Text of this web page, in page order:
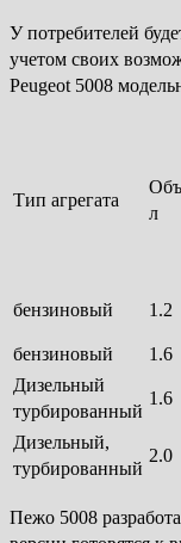
У потребителей
учетом своих
Peugeot 5008
Тип агрегата
л
бензиновый 1.2
бензиновый 1.6
Дизельный
турбированный
1.6
Дизельный,
турбированный
2.0
Пежо 5008